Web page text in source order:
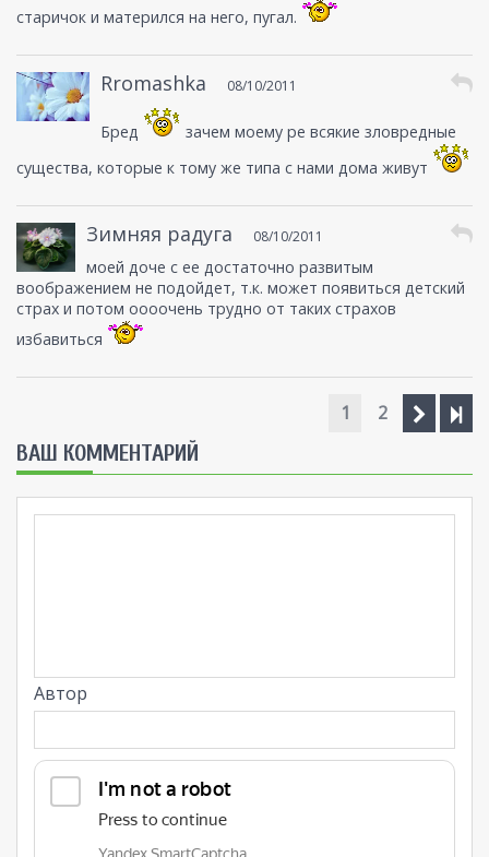
старичок и матерился на него, пугал.
Rromashka 08/10/2011
Бред
зачем моему ре всякие зловредные
существа, которые к тому же типа с нами дома живут
Зимняя радуга 08/10/2011
моей доче с ее достаточно развитым
воображением не подойдет, т.к. может появиться детский
страх и потом оооочень трудно от таких страхов
избавиться
1 2
ВАШ КОММЕНТАРИЙ
Автор